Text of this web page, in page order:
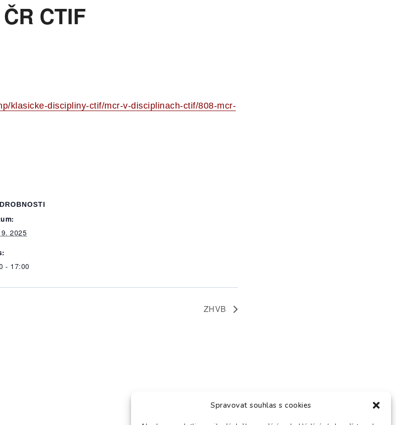
Spravovat souhlas s cookies
CTIF
klasicke-discipliny-ctif/mcr-v-disciplinach-ctif/808-mcr-
2025
- 17:00
ZHVB